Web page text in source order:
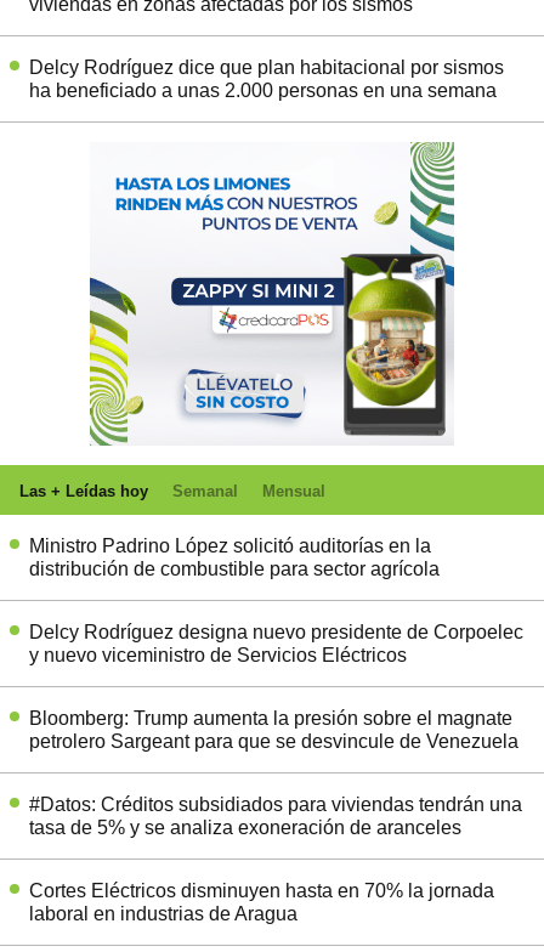
viviendas en zonas afectadas por los sismos
Delcy Rodríguez dice que plan habitacional por sismos
ha beneficiado a unas 2.000 personas en una semana
Las + Leídas hoy Semanal Mensual
Ministro Padrino López solicitó auditorías en la
distribución de combustible para sector agrícola
Delcy Rodríguez designa nuevo presidente de Corpoelec
y nuevo viceministro de Servicios Eléctricos
Bloomberg: Trump aumenta la presión sobre el magnate
petrolero Sargeant para que se desvincule de Venezuela
#Datos: Créditos subsidiados para viviendas tendrán una
tasa de 5% y se analiza exoneración de aranceles
Cortes Eléctricos disminuyen hasta en 70% la jornada
laboral en industrias de Aragua